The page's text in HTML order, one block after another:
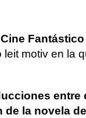
Fantástico
motiv en la
entre
de la novela